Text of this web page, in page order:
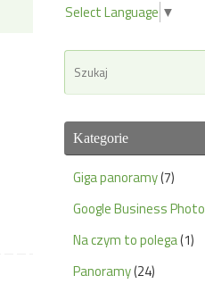
Select Language ▼
Kategorie
Giga panoramy(7)
Google Business Photo
Na czym to polega(1)
Panoramy(24)